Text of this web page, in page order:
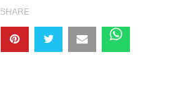
SHARE